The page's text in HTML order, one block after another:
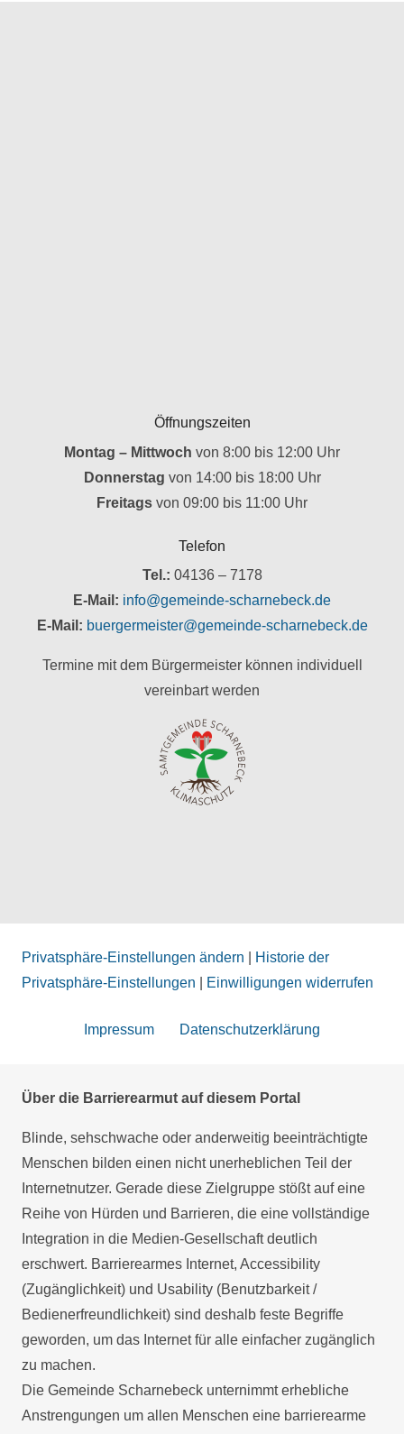
Öffnungszeiten
Montag – Mittwoch von 8:00 bis 12:00 Uhr
Donnerstag von 14:00 bis 18:00 Uhr
Freitags von 09:00 bis 11:00 Uhr
Telefon
Tel.: 04136 – 7178
E-Mail: info@gemeinde-scharnebeck.de
E-Mail: buergermeister@gemeinde-scharnebeck.de
Termine mit dem Bürgermeister können individuell
vereinbart werden
Privatsphäre-Einstellungen ändern
Historie der
Privatsphäre-Einstellungen
Einwilligungen widerrufen
Impressum Datenschutzerklärung
Über die Barrierearmut auf diesem Portal
Blinde, sehschwache oder anderweitig beeinträchtigte
Menschen bilden einen nicht unerheblichen Teil der
Internetnutzer. Gerade diese Zielgruppe stößt auf eine
Reihe von Hürden und Barrieren, die eine vollständige
Integration in die Medien-Gesellschaft deutlich
erschwert. Barrierearmes Internet, Accessibility
(Zugänglichkeit) und Usability (Benutzbarkeit /
Bedienerfreundlichkeit) sind deshalb feste Begriffe
geworden, um das Internet für alle einfacher zugänglich
zu machen.
Die Gemeinde Scharnebeck unternimmt erhebliche
Anstrengungen um allen Menschen eine barrierearme